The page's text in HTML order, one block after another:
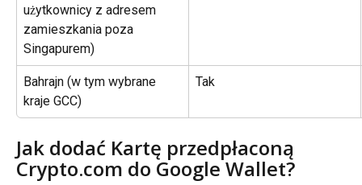
użytkownicy z adresem
zamieszkania poza
Singapurem)
Bahrajn (w tym wybrane
kraje GCC)
Tak
Jak dodać Kartę przedpłaconą
Crypto.com do Google Wallet?